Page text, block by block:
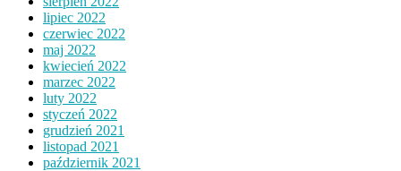
lipiec 2022
czerwiec 2022
maj 2022
kwiecień 2022
marzec 2022
luty 2022
styczeń 2022
grudzień 2021
listopad 2021
październik 2021